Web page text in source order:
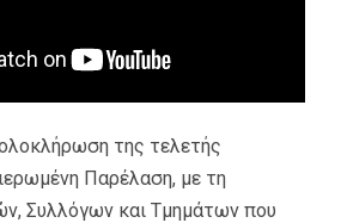
της τελετής
Παρέλαση, με τη
Συλλόγων και Τμημάτων που